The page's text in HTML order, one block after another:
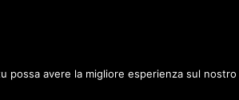
possa avere la migliore esperienza sul